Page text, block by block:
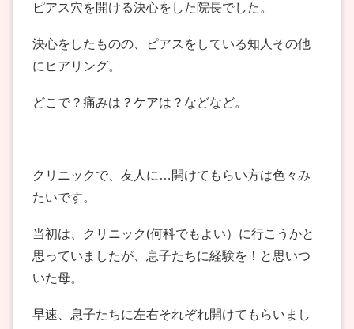
ピアス穴を開ける決心をした院長でした。
決心をしたものの、ピアスをしている知人その他
にヒアリング。
どこで？痛みは？ケアは？などなど。
クリニックで、友人に…開けてもらい方は色々み
たいです。
当初は、クリニック(何科でもよい）に行こうかと
思っていましたが、息子たちに経験を！と思いつ
いた母。
早速、息子たちに左右それぞれ開けてもらいまし